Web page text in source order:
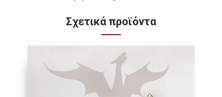
Σχετικά προϊόντα